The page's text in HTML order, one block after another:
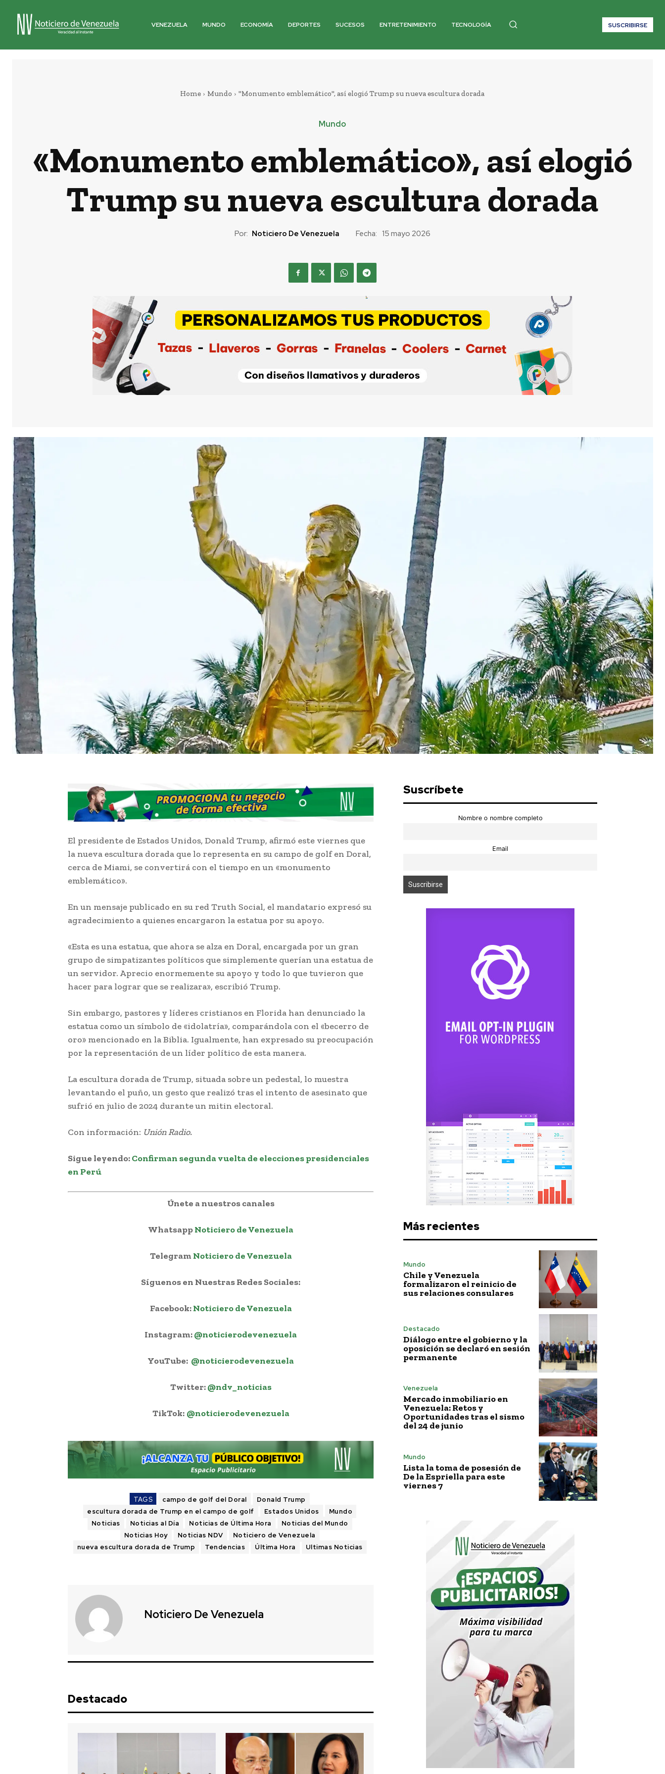
VENEZUELA MUNDO ECONOMÍA DEPORTES SUCESOS ENTRETENIMIENTO TECNOLOGÍA SUSCRIBIRSE
Home Mundo "Monumento emblemático", así elogió Trump su nueva escultura dorada
Mundo
«Monumento emblemático», así elogió
Trump su nueva escultura dorada
Por: Noticiero De Venezuela Fecha: 15 mayo 2026
El presidente de Estados Unidos, Donald Trump, afirmó este viernes que
la nueva escultura dorada que lo representa en su campo de golf en Doral,
cerca de Miami, se convertirá con el tiempo en un «monumento
emblemático».
En un mensaje publicado en su red Truth Social, el mandatario expresó su
agradecimiento a quienes encargaron la estatua por su apoyo.
«Esta es una estatua, que ahora se alza en Doral, encargada por un gran
grupo de simpatizantes políticos que simplemente querían una estatua de
un servidor. Aprecio enormemente su apoyo y todo lo que tuvieron que
hacer para lograr que se realizara», escribió Trump.
Sin embargo, pastores y líderes cristianos en Florida han denunciado la
estatua como un símbolo de «idolatría», comparándola con el «becerro de
oro» mencionado en la Biblia. Igualmente, han expresado su preocupación
por la representación de un líder político de esta manera.
La escultura dorada de Trump, situada sobre un pedestal, lo muestra
levantando el puño, un gesto que realizó tras el intento de asesinato que
sufrió en julio de 2024 durante un mitin electoral.
Con información: Unión Radio.
Sigue leyendo:Confirman segunda vuelta de elecciones presidenciales
en Perú
Únete a nuestros canales
WhatsappNoticiero de Venezuela
Telegram Noticiero de Venezuela
Síguenos en Nuestras Redes Sociales:
Facebook:Noticiero de Venezuela
Instagram:@noticierodevenezuela
YouTube: @noticierodevenezuela
Twitter:@ndv_noticias
TikTok: @noticierodevenezuela
TAGS campo de golf del Doral
Donald Trump
escultura dorada de Trump en el campo de golf
Estados Unidos
Mundo
Noticias
Noticias al Día Noticias de Última Hora
Noticias del Mundo
Noticias Hoy
Noticias NDV
Noticiero de Venezuela
nueva escultura dorada de Trump
Tendencias Última Hora Ultimas Noticias
Noticiero De Venezuela
Destacado
Suscríbete
Nombre o nombre completo
Email
Más recientes
Mundo
Chile y Venezuela
formalizaron el reinicio de
sus relaciones consulares
Destacado
Diálogo entre el gobierno y la
oposición se declaró en sesión
permanente
Venezuela
Mercado inmobiliario en
Venezuela: Retos y
Oportunidades tras el sismo
del 24 de junio
Mundo
Lista la toma de posesión de
De la Espriella para este
viernes 7